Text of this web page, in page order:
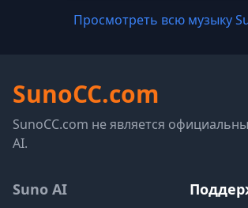
Просмотреть всю музыку
SunoCC.com
SunoCC.com не является
AI.
Suno AI